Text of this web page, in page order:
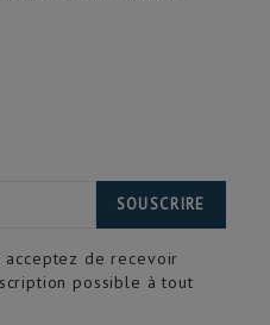
SOUSCRIRE
acceptez de recevoir
possible à tout